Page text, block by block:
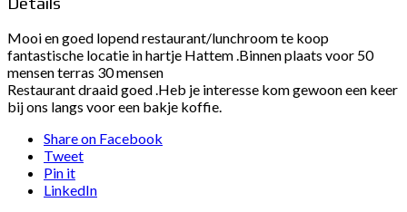
Mooi en goed lopend restaurant/lunchroom te koop
fantastische locatie in hartje Hattem .Binnen plaats voor 50
mensen terras 30 mensen
Restaurant draaid goed .Heb je interesse kom gewoon een keer
bij ons langs voor een bakje koffie.
Share on Facebook
Tweet
Pin it
LinkedIn